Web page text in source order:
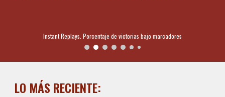
Instant Replays. Porcentaje de victorias bajo marcadores
LO MÁS RECIENTE: